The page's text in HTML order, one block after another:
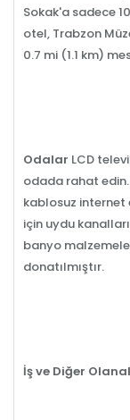
Sokak'a sadece
otel, Trabzon
0.7 mi (1.1 km)
Odalar LCD
odada rahat
kablosuz internet
için uydu
banyo
donatılmıştır.
İş ve Diğer